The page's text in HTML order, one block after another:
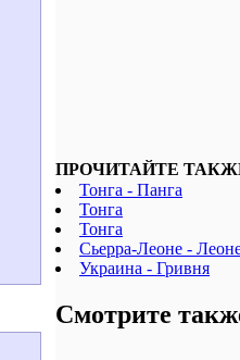
ПРОЧИТАЙТЕ
Тонга - Панга
Тонга
Тонга
Сьерра-Леоне -
Украина - Гривня
Смотрите